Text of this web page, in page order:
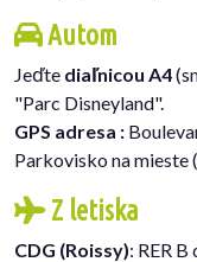
Autom
Jeďte diaľnicou A4
"Parc Disneyland".
GPS adresa :
Parkovisko na mieste
Z letiska
CDG (Roissy): RER